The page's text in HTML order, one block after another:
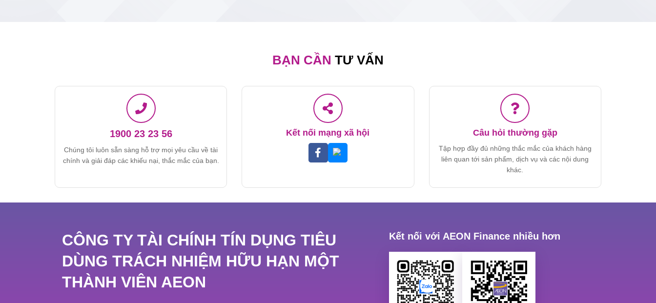
BẠN CẦN TƯ VẤN
1900 23 23 56
Chúng tôi luôn sẵn sàng hỗ trợ mọi yêu cầu về tài
chính và giải đáp các khiếu nại, thắc mắc của bạn.
Kết nối mạng xã hội Câu hỏi thường gặp
Tập hợp đầy đủ những thắc mắc của khách hàng
liên quan tới sản phẩm, dịch vụ và các nội dung
khác.
CÔNG TY TÀI CHÍNH TÍN DỤNG TIÊU
DÙNG TRÁCH NHIỆM HỮU HẠN MỘT
THÀNH VIÊN AEON
Kết nối với AEON Finance nhiều hơn